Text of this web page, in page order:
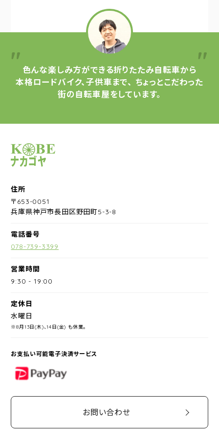
色んな楽しみ方ができる折りたたみ自転車から
本格ロードバイク、子供車まで、 ちょっとこだわった
街の自転車屋をしています。
サイクルショップナカゴヤ
住所
〒653-0051
兵庫県神戸市長田区野田町5-3-8
電話番号
078-739-3399
営業時間
9:30 -19:00
定休日
水曜日
※8月13日(木)、14日(金) も休業。
お支払い可能電子決済サービス
PayPay
お問い合わせ